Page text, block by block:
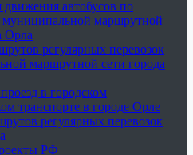
движения автобусов по
маршрутной
Орла
регулярных перевозок
маршрутной сети города
в городском
транспорте в городе Орле
регулярных перевозок
РФ